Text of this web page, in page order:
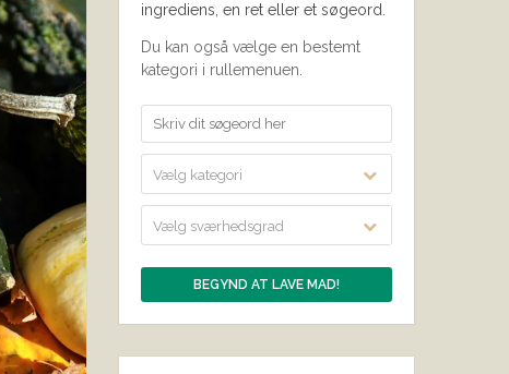
ingrediens, en ret eller et søgeord.
Du kan også vælge en bestemt
kategori i rullemenuen.
Vælg kategori
Vælg sværhedsgrad